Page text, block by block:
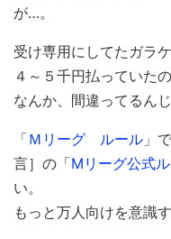
が…。
受け専用にしてたガラ
４～５千円払っていた
なんか、間違ってるん
「Ｍリーグ ルール 」
言］の「Mリーグ公式
い。
もっと万人向けを意識